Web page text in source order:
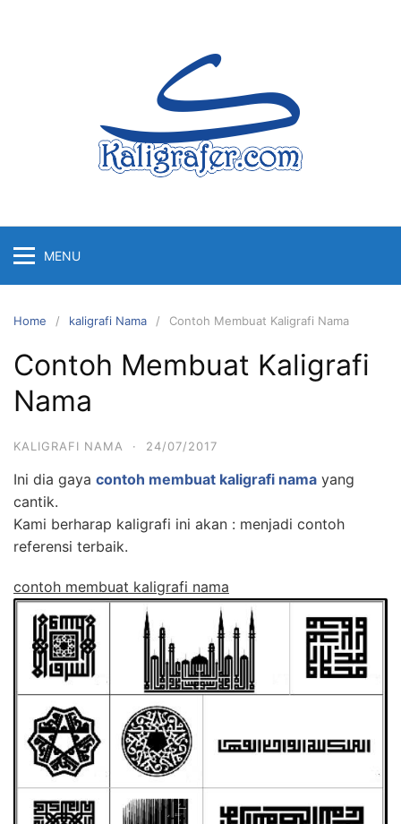
MENU
Home kaligrafi Nama Contoh Membuat Kaligrafi Nama
Contoh Membuat Kaligrafi
Nama
KALIGRAFI NAMA · 24/07/2017
Ini dia gaya contoh membuat kaligrafi nama yang
cantik.
Kami berharap kaligrafi ini akan : menjadi contoh
referensi terbaik.
contoh membuat kaligrafi nama